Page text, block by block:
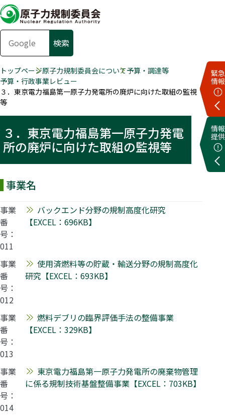
緊急
情報
情報
提供
トップページ原子力規制委員会について予算・調達等
予算・行政事業レビュー
３．東京電力福島第一原子力発電所の廃炉に向けた取組の監視
等
３．東京電力福島第一原子力発電
所の廃炉に向けた取組の監視等
事業名
事業
番
号：
011
バックエンド分野の規制高度化研究
【EXCEL：696KB】
事業
番
号：
012
使用済燃料等の貯蔵・輸送分野の規制高度化
研究【EXCEL：693KB】
事業
番
号：
013
燃料デブリの臨界評価手法の整備事業
【EXCEL：329KB】
事業
番
号：
014
東京電力福島第一原子力発電所の廃棄物管理
に係る規制技術基盤整備事業【EXCEL：703KB】